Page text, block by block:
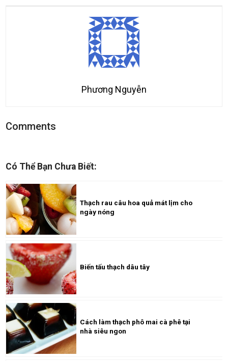
Phương Nguyễn
Comments
Có Thể Bạn Chưa Biết:
Thạch rau câu hoa quả mát lịm cho
ngày nóng
Biến tấu thạch dâu tây
Cách làm thạch phô mai cà phê tại
nhà siêu ngon